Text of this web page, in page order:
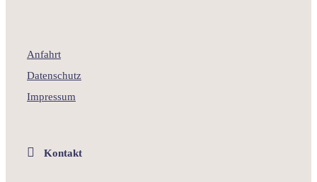
Anfahrt
Datenschutz
Impressum
Kontakt